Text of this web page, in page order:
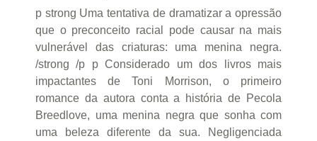
p strong Uma tentativa de dramatizar a opressão
que o preconceito racial pode causar na mais
vulnerável das criaturas: uma menina negra.
/strong /p p Considerado um dos livros mais
impactantes de Toni Morrison, o primeiro
romance da autora conta a história de Pecola
Breedlove, uma menina negra que sonha com
uma beleza diferente da sua. Negligenciada